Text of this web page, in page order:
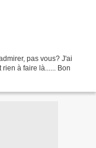
pas vous? J'ai
à faire là...... Bon